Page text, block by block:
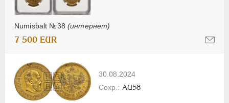
Numisbalt №38 (интернет)
7 500 EUR
30.08.2024
AU58